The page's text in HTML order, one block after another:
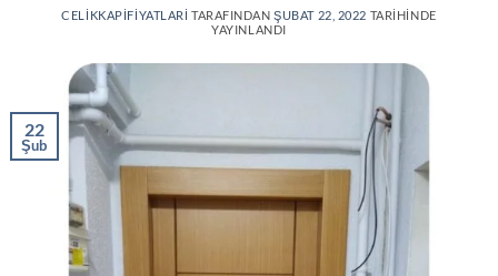
CELIKKAPIFIYATLARI TARAFINDAN ŞUBAT 22, 2022 TARIHINDE
YAYINLANDI
22
Şub